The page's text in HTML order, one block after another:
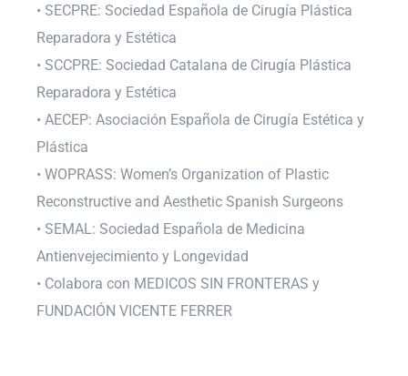
• SECPRE: Sociedad Española de Cirugía Plástica
Reparadora y Estética
• SCCPRE: Sociedad Catalana de Cirugía Plástica
Reparadora y Estética
• AECEP: Asociación Española de Cirugía Estética y
Plástica
• WOPRASS: Women’s Organization of Plastic
Reconstructive and Aesthetic Spanish Surgeons
• SEMAL: Sociedad Española de Medicina
Antienvejecimiento y Longevidad
• Colabora con MEDICOS SIN FRONTERAS y
FUNDACIÓN VICENTE FERRER